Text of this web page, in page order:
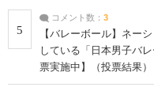
5
コメント数： 3
【バレーボール】ネー
している「日本男子バ
票実施中】（投票結果